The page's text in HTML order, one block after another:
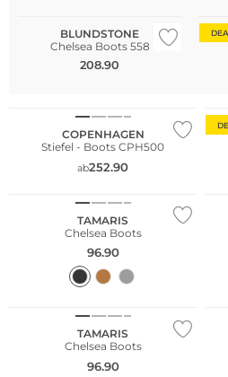
BLUNDSTONE
Chelsea Boots 558
208.90
Große Größen
COPENHAGEN
Stiefel - Boots CPH500
ab252.90
TAMARIS
Chelsea Boots
96.90
TAMARIS
Chelsea Boots
96.90